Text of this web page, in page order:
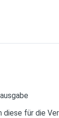
diese für die